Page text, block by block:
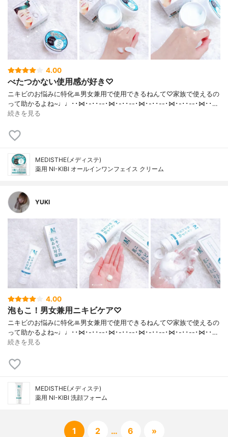
4.00
べたつかない使用感が好き♡
ニキビのお悩みに特化ꔛ‬男女兼用で使用できるねんて♡家族で使えるの
って助かるよね~♩♩･･⋈･-･･--･⋈･-･･--･⋈･-･･--･⋈･-･･--･⋈･･…
続きを見る
MEDISTHE(メディステ)
薬用 NI-KIBI オールインワンフェイス クリーム
YUKI
4.00
泡もこ！男女兼用ニキビケア♡
ニキビのお悩みに特化ꔛ‬男女兼用で使用できるねんて♡家族で使えるの
って助かるよね~♩♩･･⋈･-･･--･⋈･-･･--･⋈･-･･--･⋈･-･･--･⋈･･…
続きを見る
MEDISTHE(メディステ)
薬用 NI-KIBI 洗顔フォーム
1 2 … 6 »